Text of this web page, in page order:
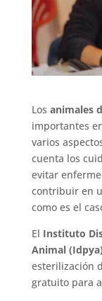
Los animales
importantes
varios
cuenta los
evitar
contribuir en
como es el
El Instituto
Animal (Idpya)
esterilización
gratuito para